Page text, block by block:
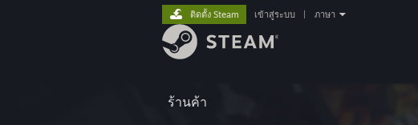
ร้านค้า
ติดตั้ง Steam เข้าสู่ระบบ ภาษา